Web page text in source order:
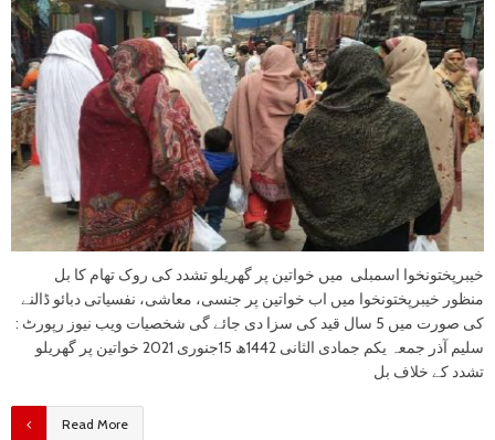
خیبرپختونخوا اسمبلی میں خواتین پر گھریلو تشدد کی روک تھام کا بل
منظور خیبرپختونخوا میں اب خواتین پر جنسی، معاشی، نفسیاتی دبائو ڈالنے
کی صورت میں 5 سال قید کی سزا دی جائے گی شخصیات ویب نیوز رپورٹ :
سلیم آذر جمعہ یکم جمادی الثانی 1442ھ 15جنوری 2021 خواتین پر گھریلو
تشدد کے خلاف بل
Read More